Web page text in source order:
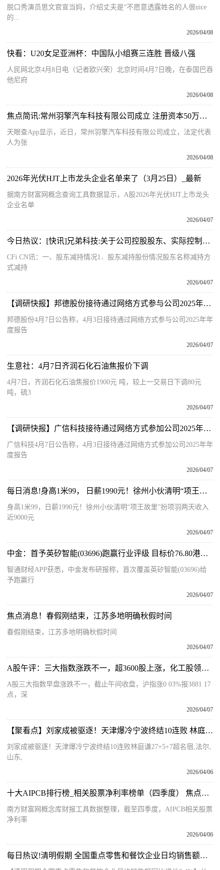
脱口秀演员思文官宣当妈，介绍丈夫是“不愿意透露姓名的人很nice
的...
2026/04/08
快看：U20女足亚洲杯：中国队小组赛三连胜 晋级八强
人民网北京4月8日电（记者欧兴荣）北京时间4月7日晚，在泰国巴吞
他尼府
2026/04/08
焦点简讯:常州羽擎汽车科技有限公司成立 注册资本50万人民币
天眼查App显示，近日，常州羽擎汽车科技有限公司成立，法定代表
人为张
2026/04/08
2026年光伏HJT上市龙头企业名单来了（3月25日）_最新
据南方财富网概念查询工具数据显示，A股2026年光伏HJT上市龙头
企业名单
2026/04/07
今日热议：[快讯]兄弟科技:关于公司控股股东、实际控制人提前终止股份减持计划暨减持股份结果
CFi CN讯：一、股东减持情况1．股东减持股份情况股东名称减持方
式减持
2026/04/07
【调研快报】邦德股份接待通过网络方式参与公司2025年年度报告业绩说明会的投资者等1家机构调研
邦德股份4月7日公告称，4月3日接待通过网络方式参与公司2025年年
度报告
2026/04/07
生意社：4月7日齐润石化石油焦报价下调
4月7日，齐润石化石油焦报价1900元 吨，较上一交易日下调80元
吨，硫3
2026/04/07
【调研快报】广信科技接待通过网络方式参加公司2025年年度报告业绩说明会的投资者等1家机构调研
广信科技4月7日公告称，4月3日接待通过网络方式参加公司2025年年
度报告
2026/04/07
每日消息!身高1米99， 日薪1990元！徐州小伙清明“项王故里”扮项羽两天收入近9000元
身高1米99，日薪1990元！徐州小伙清明“项王故里”扮项羽两天收入
近9000元
2026/04/07
中金：首予英矽智能(03696)跑赢行业评级 目标价76.80港元|焦点关注
智通财经APP获悉，中金发布研报称，首次覆盖英矽智能(03696)给
予跑赢行
2026/04/07
焦点消息！春假刚结束，江苏多地明确秋假时间
春假刚结束，江苏多地明确秋假时间
2026/04/07
A股午评：三大指数涨跌不一，超3600股上涨，化工股领涨 新资讯
A股三大指数早盘涨跌不一，截止午间收盘，沪指涨0 03%报3881 17
点，深
2026/04/07
【聚看点】刘家成被驱逐！天津爆冷宁波终结10连败 林庭谦27+5+7超名宿
刘家成被驱逐！天津爆冷宁波终结10连败林庭谦27+5+7超名宿,法尔,
山东,
2026/04/06
十大AIPCB排行榜_相关股票净利率榜单（四季度） 焦点热门
南方财富网概念库财报工具数据整理，截至四季度，AIPCB相关股票
净利率
2026/04/06
每日热议!清明假期 全国重点零售和餐饮企业日均销售额同比增长2.4%